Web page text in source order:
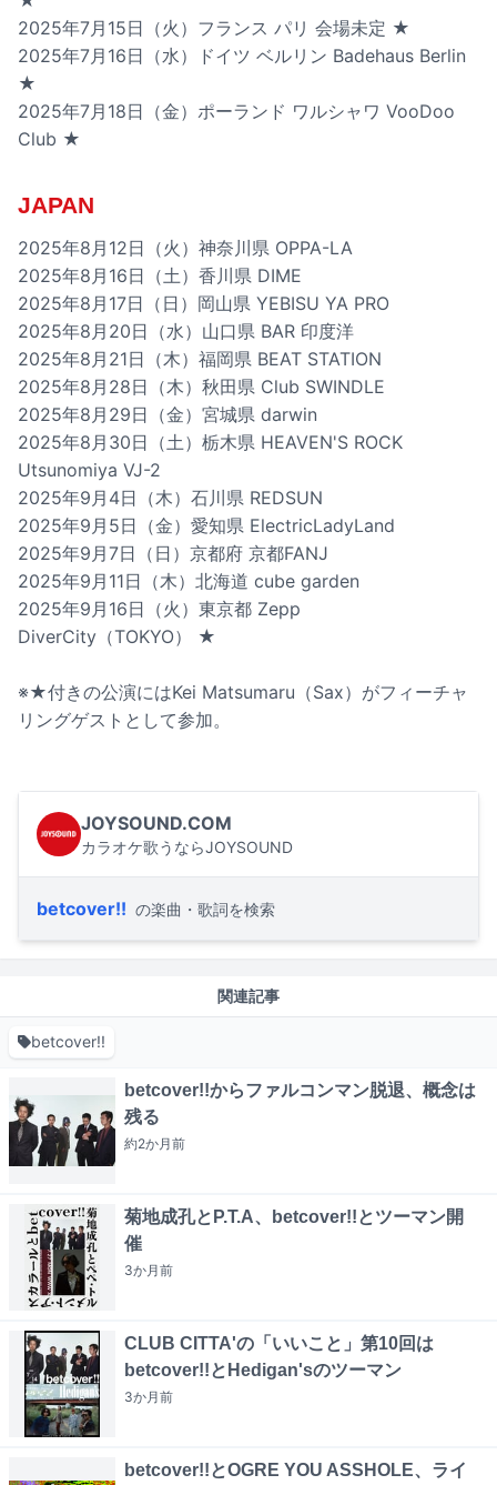
2025年7月15日（火）フランス パリ 会場未定 ★
2025年7月16日（水）ドイツ ベルリン Badehaus Berlin
★
2025年7月18日（金）ポーランド ワルシャワ VooDoo
Club ★
JAPAN
2025年8月12日（火）神奈川県 OPPA-LA
2025年8月16日（土）香川県 DIME
2025年8月17日（日）岡山県 YEBISU YA PRO
2025年8月20日（水）山口県 BAR 印度洋
2025年8月21日（木）福岡県 BEAT STATION
2025年8月28日（木）秋田県 Club SWINDLE
2025年8月29日（金）宮城県 darwin
2025年8月30日（土）栃木県 HEAVEN'S ROCK
Utsunomiya VJ-2
2025年9月4日（木）石川県 REDSUN
2025年9月5日（金）愛知県 ElectricLadyLand
2025年9月7日（日）京都府 京都FANJ
2025年9月11日（木）北海道 cube garden
2025年9月16日（火）東京都 Zepp
DiverCity（TOKYO） ★
※★付きの公演にはKei Matsumaru（Sax）がフィーチャ
リングゲストとして参加。
JOYSOUND.COM
カラオケ歌うならJOYSOUND
betcover!! の楽曲・歌詞を検索
関連記事
betcover!!
betcover!!からファルコンマン脱退、概念は
残る
約2か月前
菊地成孔とP.T.A、betcover!!とツーマン開
催
3か月前
CLUB CITTA'の「いいこと」第10回は
betcover!!とHedigan'sのツーマン
3か月前
betcover!!とOGRE YOU ASSHOLE、ライ